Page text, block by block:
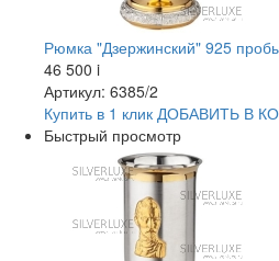
Рюмка "Дзержинский" 925
46 500 i
Артикул: 6385/2
Купить в 1 клик ДОБАВИТЬ В
Быстрый просмотр